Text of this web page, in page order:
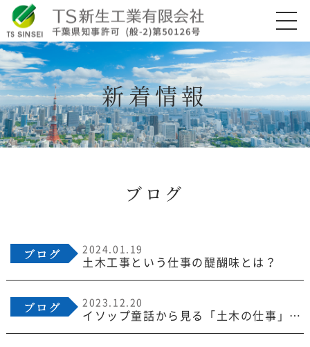
新着情報
ブログ
2024.01.19
土木工事という仕事の醍醐味とは？
2023.12.20
イソップ童話から見る「土木の仕事」というもの